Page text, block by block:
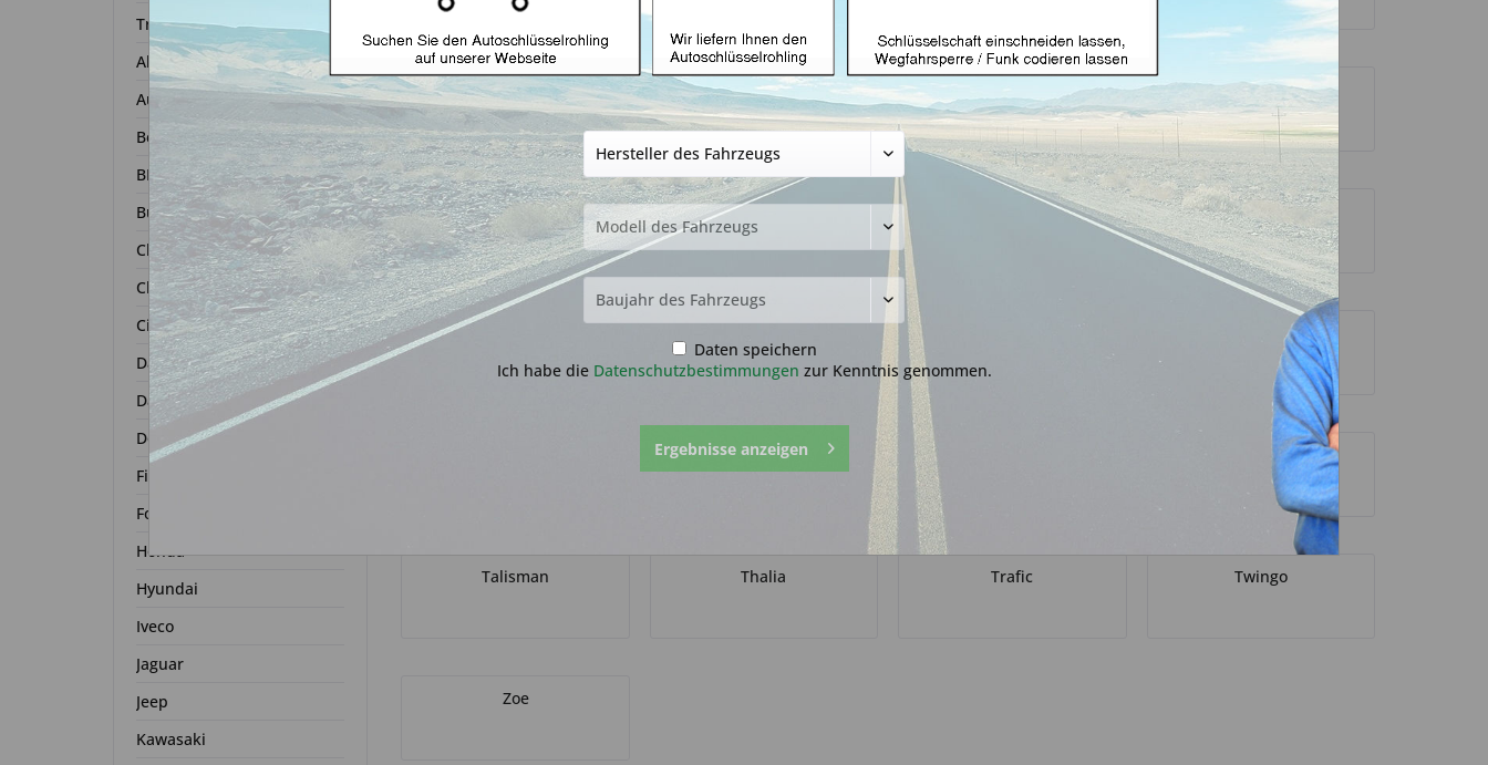
Transponder
Alfa Romeo
Audi
Bentley
BMW
Buick
Chevrolet
Chrysler
Citroën
Dacia
Daihatsu
Dodge
Fiat
Ford
Honda
Hyundai
Iveco
Jaguar
Jeep
Kawasaki
Clio Espace Kangoo
Kadjar Koleos Latitude
Modus
Scenic Symbol
Talisman Thalia Trafic Twingo
Zoe
Daten speichern
Ich habe die Datenschutzbestimmungen zur Kenntnis genommen.
Ergebnisse anzeigen